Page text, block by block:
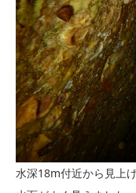
水深18m付近から見上げ